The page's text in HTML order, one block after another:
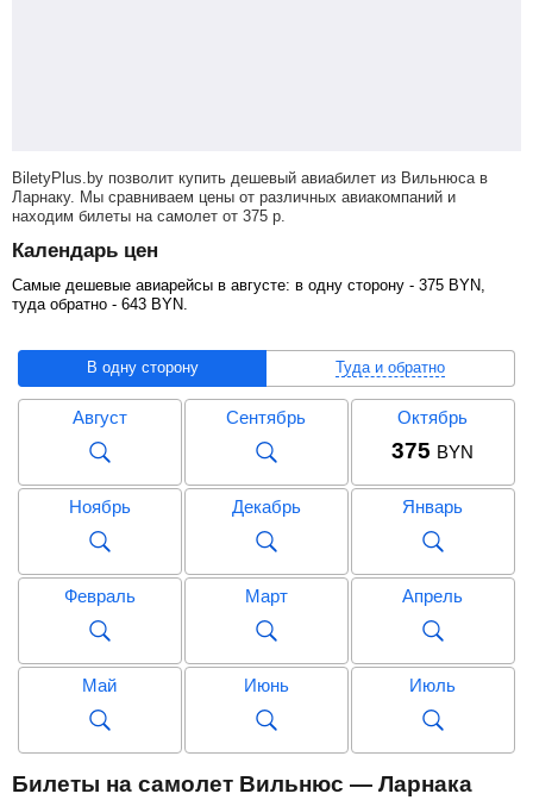
BiletyPlus.by позволит купить дешевый авиабилет из Вильнюса в
Ларнаку. Мы сравниваем цены от различных авиакомпаний и
находим билеты на самолет от 375 р
Календарь цен
Самые дешевые авиарейсы в августе: в одну сторону - 375 BYN
туда обратно - 643 BYN
В одну сторону Туда и обратно
Август Сентябрь Октябрь
375 BYN
Ноябрь Декабрь Январь
Февраль Март Апрель
Май Июнь Июль
Сентябрь
Билеты на самолет Вильнюс — Ларнака